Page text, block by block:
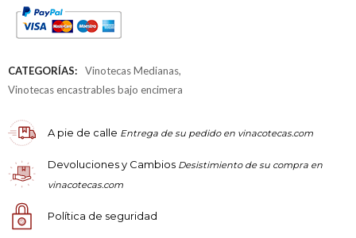
CATEGORÍAS: Vinotecas Medianas,
Vinotecas encastrables bajo encimera
A pie de calle Entrega de su pedido en vinacotecas.com
Devoluciones y Cambios Desistimiento de su compra en
vinacotecas.com
Política de seguridad